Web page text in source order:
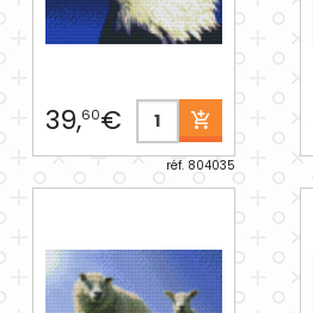
39,60€
réf. 804035